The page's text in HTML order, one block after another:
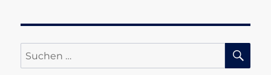
Suchen
nach: